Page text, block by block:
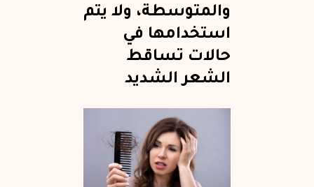
والمتوسطة، ولا يتم
استخدامها في
حالات تساقط
الشعر الشديد